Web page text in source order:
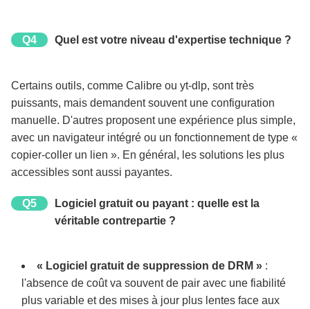
Q4 Quel est votre niveau d'expertise technique ?
Certains outils, comme Calibre ou yt-dlp, sont très
puissants, mais demandent souvent une configuration
manuelle. D'autres proposent une expérience plus simple,
avec un navigateur intégré ou un fonctionnement de type «
copier-coller un lien ». En général, les solutions les plus
accessibles sont aussi payantes.
Q5
Logiciel gratuit ou payant : quelle est la
véritable contrepartie ?
« Logiciel gratuit de suppression de DRM » :
l'absence de coût va souvent de pair avec une fiabilité
plus variable et des mises à jour plus lentes face aux